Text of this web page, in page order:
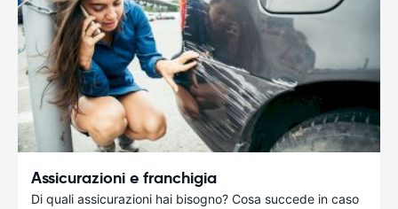
Assicurazioni e franchigia
Di quali assicurazioni hai bisogno? Cosa succede in caso